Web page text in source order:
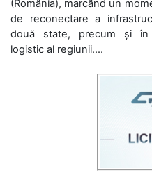
(România), marcând un
de reconectare a
două state, precum și în
logistic al regiunii....